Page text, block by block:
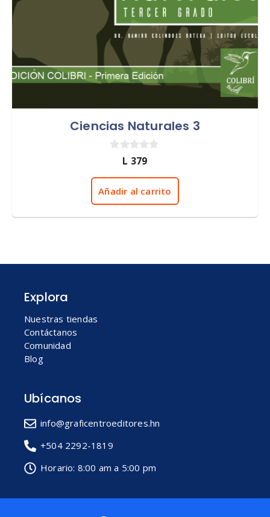
Ciencias Naturales 3
e
L 379
Añadir al carrito
Explora
Nuestras tiendas
Contáctanos
Comunidad
Blog
Ubícanos
info@graficentroeditores.hn
+504 2292-1819
Horario: 8:00 am a 5:00 pm